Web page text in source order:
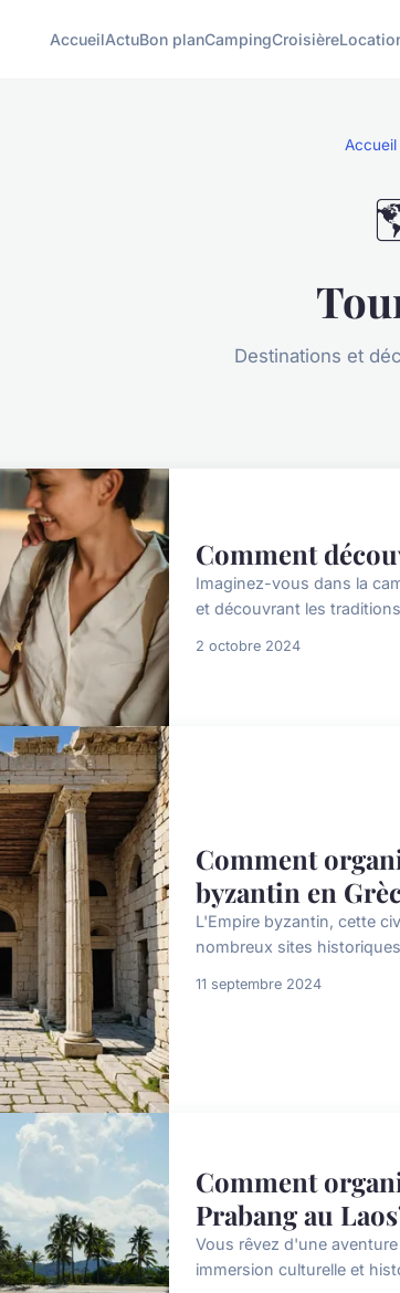
AccueilActuBon planCampingCroisière
Accueil
Destinations et
Comment
Imaginez-vous dans la
et découvrant les
2 octobre 2024
Comment
byzantin en
L'Empire byzantin, cette
nombreux sites
11 septembre 2024
Comment
Prabang au
Vous rêvez d'une
immersion culturelle et